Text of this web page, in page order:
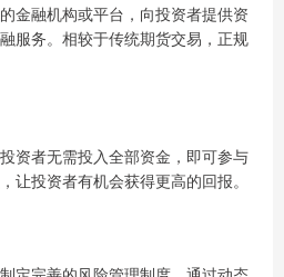
金融机构或平台，向投资者提供资
服务。相较于传统期货交易，正规
资者无需投入全部资金，即可参与
让投资者有机会获得更高的回报。